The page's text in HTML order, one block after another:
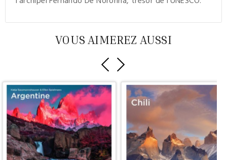
VOUS AIMEREZ AUSSI